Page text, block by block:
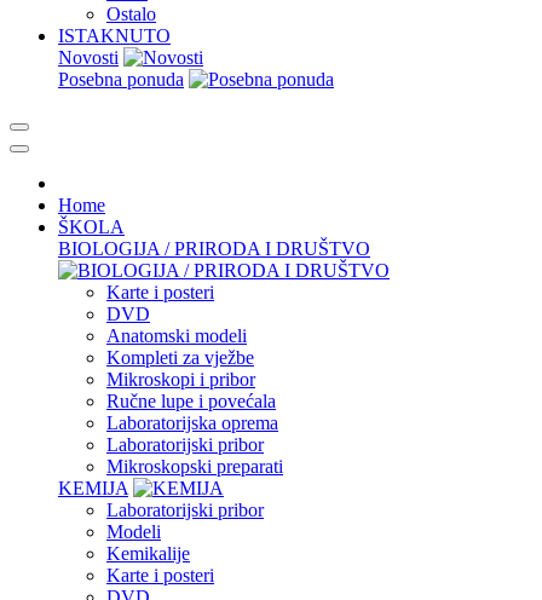
Ostalo
ISTAKNUTO
Novosti
Posebna ponuda
Home
ŠKOLA
BIOLOGIJA / PRIRODA I DRUŠTVO
Karte i posteri
DVD
Anatomski modeli
Kompleti za vježbe
Mikroskopi i pribor
Ručne lupe i povećala
Laboratorijska oprema
Laboratorijski pribor
Mikroskopski preparati
KEMIJA
Laboratorijski pribor
Modeli
Kemikalije
Karte i posteri